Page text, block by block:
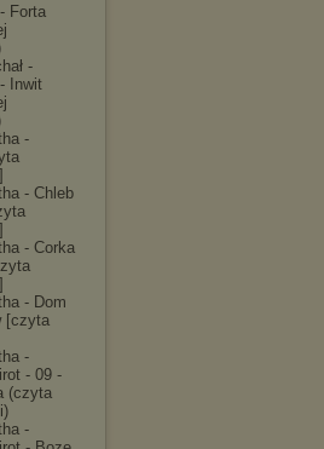
Forta
-
Inwit
-
- Chleb
- Corka
- Dom
[czyta
-
- 09 -
(czyta
-